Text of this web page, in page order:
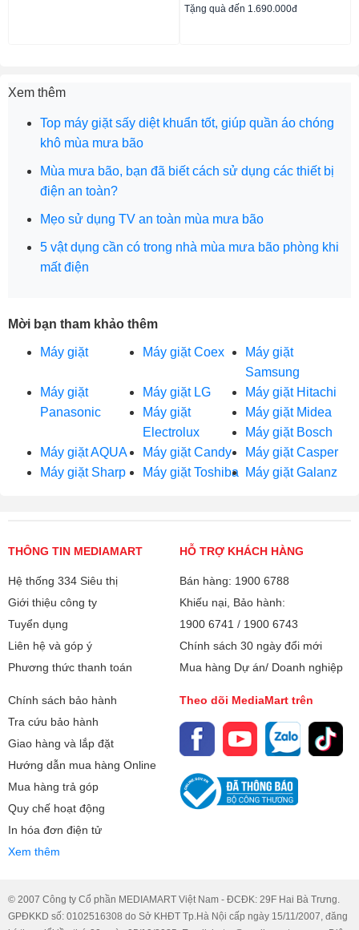
Tặng quà đến 1.690.000đ
Xem thêm
Top máy giặt sấy diệt khuẩn tốt, giúp quần áo chóng
khô mùa mưa bão
Mùa mưa bão, bạn đã biết cách sử dụng các thiết bị
điện an toàn?
Mẹo sử dụng TV an toàn mùa mưa bão
5 vật dụng cần có trong nhà mùa mưa bão phòng khi
mất điện
Mời bạn tham khảo thêm
Máy giặt Máy giặt Coex
Máy giặt
Samsung
Máy giặt
Panasonic
Máy giặt LG
Máy giặt Hitachi
Máy giặt
Electrolux
Máy giặt Midea
Máy giặt Bosch
Máy giặt AQUA
Máy giặt Candy
Máy giặt Casper
Máy giặt Sharp
Máy giặt Toshiba Máy giặt Galanz
THÔNG TIN MEDIAMART
Hệ thống 334 Siêu thị
Giới thiệu công ty
Tuyển dụng
Liên hệ và góp ý
Phương thức thanh toán
HỖ TRỢ KHÁCH HÀNG
Bán hàng: 1900 6788
Khiếu nại, Bảo hành:
1900 6741 / 1900 6743
Chính sách 30 ngày đổi mới
Mua hàng Dự án/ Doanh nghiệp
Chính sách bảo hành
Tra cứu bảo hành
Giao hàng và lắp đặt
Hướng dẫn mua hàng Online
Mua hàng trả góp
Quy chế hoạt động
In hóa đơn điện tử
Xem thêm
Theo dõi MediaMart trên
© 2007 Công ty Cổ phần MEDIAMART Việt Nam - ĐCĐK: 29F Hai Bà Trưng.
GPĐKKD số: 0102516308 do Sở KHĐT Tp.Hà Nội cấp ngày 15/11/2007, đăng